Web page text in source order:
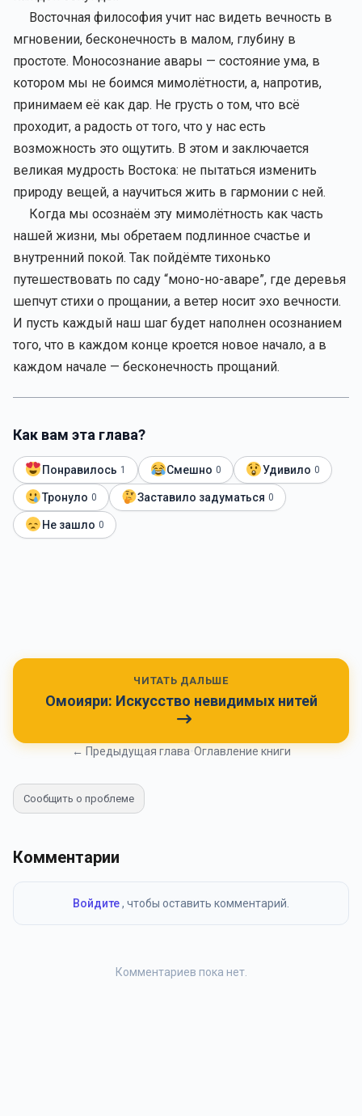
Восточная философия учит нас видеть вечность в
мгновении, бесконечность в малом, глубину в
простоте. Моносознание авары — состояние ума, в
котором мы не боимся мимолётности, а, напротив,
принимаем её как дар. Не грусть о том, что всё
проходит, а радость от того, что у нас есть
возможность это ощутить. В этом и заключается
великая мудрость Востока: не пытаться изменить
природу вещей, а научиться жить в гармонии с ней.
Когда мы осознаём эту мимолётность как часть
нашей жизни, мы обретаем подлинное счастье и
внутренний покой. Так пойдёмте тихонько
путешествовать по саду “моно-но-аваре”, где деревья
шепчут стихи о прощании, а ветер носит эхо вечности.
И пусть каждый наш шаг будет наполнен осознанием
того, что в каждом конце кроется новое начало, а в
каждом начале — бесконечность прощаний.
Как вам эта глава?
Понравилось 1 Смешно 0 Удивило 0
Тронуло 0 Заставило задуматься 0
Не зашло 0
ЧИТАТЬ ДАЛЬШЕ
Омоияри: Искусство невидимых нитей
← Предыдущая глава Оглавление книги
Сообщить о проблеме
Комментарии
Войдите, чтобы оставить комментарий.
Комментариев пока нет.